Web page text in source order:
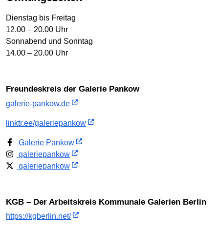
Dienstag bis Freitag
12.00 – 20.00 Uhr
Sonnabend und Sonntag
14.00 – 20.00 Uhr
Freundeskreis der Galerie Pankow
galerie-pankow.de
linktr.ee/galeriepankow
Galerie Pankow
galeriepankow
galeriepankow
KGB – Der Arbeitskreis Kommunale Galerien Berlin
https://kgberlin.net/